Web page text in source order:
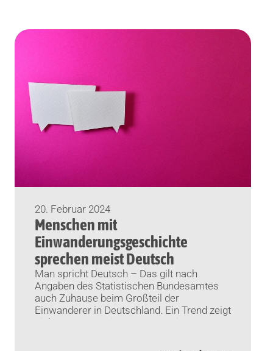
20. Februar 2024
Menschen mit
Einwanderungsgeschichte
sprechen meist Deutsch
Man spricht Deutsch – Das gilt nach
Angaben des Statistischen Bundesamtes
auch Zuhause beim Großteil der
Einwanderer in Deutschland. Ein Trend zeigt
sich von Generation zu Generation.
Personen, die selbst oder deren Eltern nach